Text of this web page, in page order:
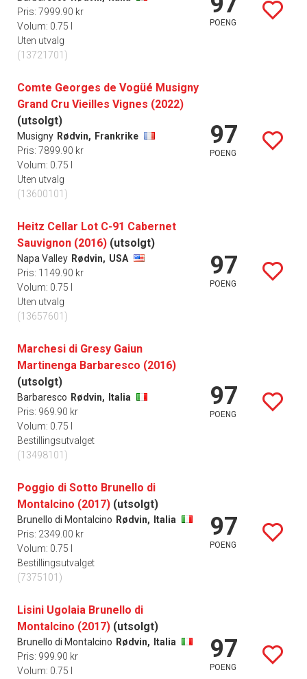
Pris: 7999.90 kr
Volum: 0.75 l
Uten utvalg
(13721701)
POENG
Comte Georges de Vogüé Musigny
Grand Cru Vieilles Vignes (2022)
(utsolgt)
Musigny Rødvin, Frankrike
Pris: 7899.90 kr
Volum: 0.75 l
Uten utvalg
(13600101)
97
POENG
Heitz Cellar Lot C-91 Cabernet
Sauvignon (2016) (utsolgt)
Napa Valley Rødvin, USA
Pris: 1149.90 kr
Volum: 0.75 l
Uten utvalg
(13657601)
97
POENG
Marchesi di Gresy Gaiun
Martinenga Barbaresco (2016)
(utsolgt)
Barbaresco Rødvin,
Italia
Pris: 969.90 kr
Volum: 0.75 l
Bestillingsutvalget
(13498101)
97
POENG
Poggio di Sotto Brunello di
Montalcino (2017) (utsolgt)
Brunello di Montalcino Rødvin,
Italia
Pris: 2349.00 kr
Volum: 0.75 l
Bestillingsutvalget
(7375101)
97
POENG
Lisini Ugolaia Brunello di
Montalcino (2017) (utsolgt)
Brunello di Montalcino Rødvin,
Italia
Pris: 999.90 kr
Volum: 0.75 l
97
POENG